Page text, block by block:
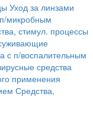
Уход за линзами
микробным
стимул. процессы
с п/воспалительным
средства
применения
Средства,